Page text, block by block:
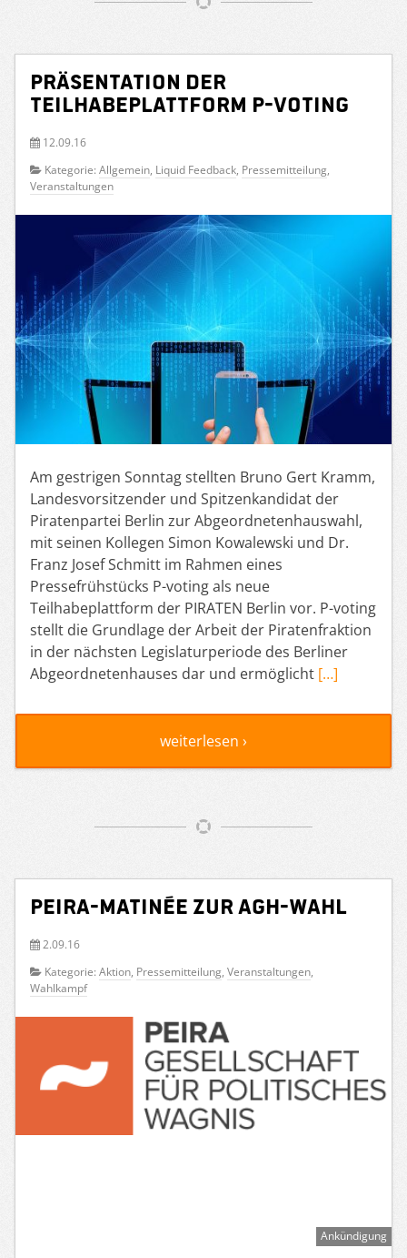
Präsentation der
Teilhabeplattform P-voting
12.09.16
Kategorie: Allgemein, Liquid Feedback, Pressemitteilung,
Veranstaltungen
Am gestrigen Sonntag stellten Bruno Gert Kramm,
Landesvorsitzender und Spitzenkandidat der
Piratenpartei Berlin zur Abgeordnetenhauswahl,
mit seinen Kollegen Simon Kowalewski und Dr.
Franz Josef Schmitt im Rahmen eines
Pressefrühstücks P-voting als neue
Teilhabeplattform der PIRATEN Berlin vor. P-voting
stellt die Grundlage der Arbeit der Piratenfraktion
in der nächsten Legislaturperiode des Berliner
Abgeordnetenhauses dar und ermöglicht […]
weiterlesen ›
Peira-Matinée zur AGH-Wahl
2.09.16
Kategorie: Aktion, Pressemitteilung, Veranstaltungen,
Wahlkampf
Ankündigung